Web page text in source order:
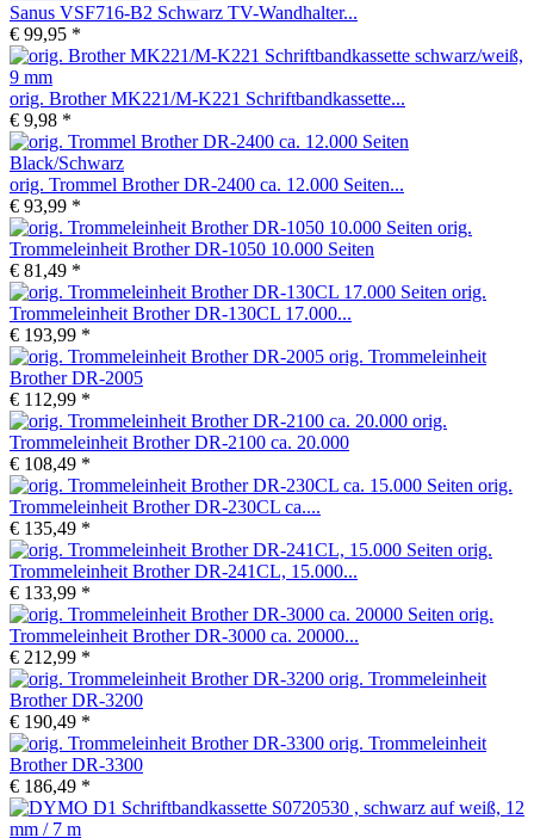
Sanus VSF716-B2 Schwarz TV-Wandhalter...
€ 99,95 *
orig. Brother MK221/M-K221 Schriftbandkassette...
€ 9,98 *
orig. Trommel Brother DR-2400 ca. 12.000 Seiten...
€ 93,99 *
orig.
Trommeleinheit Brother DR-1050 10.000 Seiten
€ 81,49 *
orig.
Trommeleinheit Brother DR-130CL 17.000...
€ 193,99 *
orig. Trommeleinheit
Brother DR-2005
€ 112,99 *
orig.
Trommeleinheit Brother DR-2100 ca. 20.000
€ 108,49 *
orig.
Trommeleinheit Brother DR-230CL ca....
€ 135,49 *
orig.
Trommeleinheit Brother DR-241CL, 15.000...
€ 133,99 *
orig.
Trommeleinheit Brother DR-3000 ca. 20000...
€ 212,99 *
orig. Trommeleinheit
Brother DR-3200
€ 190,49 *
orig. Trommeleinheit
Brother DR-3300
€ 186,49 *